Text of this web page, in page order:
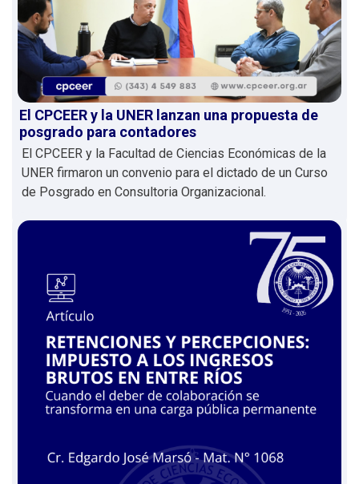
El CPCEER y la UNER lanzan una propuesta de
posgrado para contadores
El CPCEER y la Facultad de Ciencias Económicas de la
UNER firmaron un convenio para el dictado de un Curso
de Posgrado en Consultoria Organizacional.